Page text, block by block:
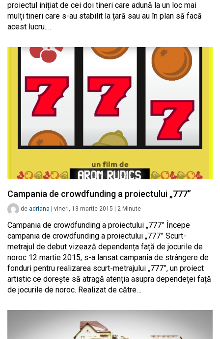
proiectul inițiat de cei doi tineri care adună la un loc mai
mulți tineri care s-au stabilit la țară sau au în plan să facă
acest lucru.…
Campania de crowdfunding a proiectului „777”
de adriana vineri, 13 martie 2015 2 Minute
Campania de crowdfunding a proiectului „777” Începe
campania de crowdfunding a proiectului „777” Scurt-
metrajul de debut vizează dependența față de jocurile de
noroc 12 martie 2015, s-a lansat campania de strângere de
fonduri pentru realizarea scurt-metrajului „777”, un proiect
artistic ce dorește să atragă atenția asupra dependeței față
de jocurile de noroc. Realizat de către…